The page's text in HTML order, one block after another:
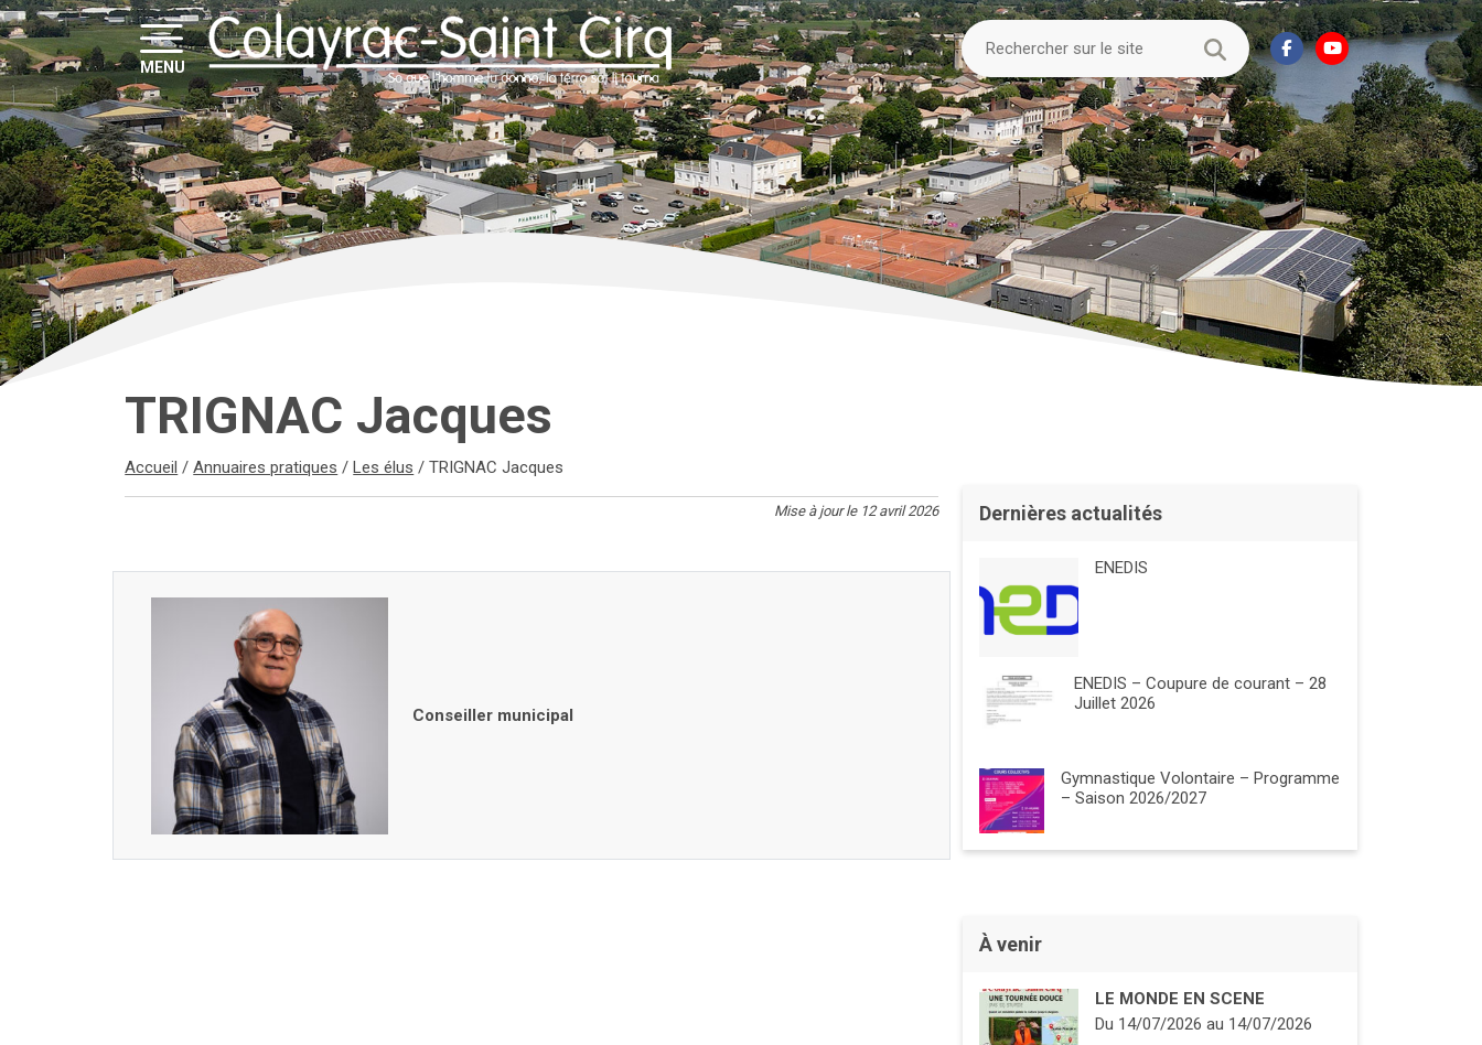
MENU
TRIGNAC Jacques
Accueil /Annuaires pratiques /Les élus /TRIGNAC Jacques
Mise à jour le 12 avril 2026
Conseiller municipal
Dernières actualités
ENEDIS
ENEDIS – Coupure de courant – 28
Juillet 2026
Gymnastique Volontaire – Programme
– Saison 2026/2027
À venir
LE MONDE EN SCENE
Du 14/07/2026au 14/07/2026